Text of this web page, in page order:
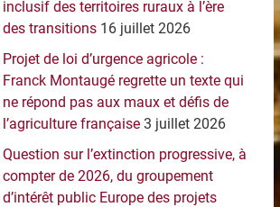
principale
inclusif des territoires ruraux à l’ère
des transitions 16 juillet 2026
Projet de loi d’urgence agricole :
Franck Montaugé regrette un texte qui
ne répond pas aux maux et défis de
l’agriculture française 3 juillet 2026
Question sur l’extinction progressive, à
compter de 2026, du groupement
d’intérêt public Europe des projets